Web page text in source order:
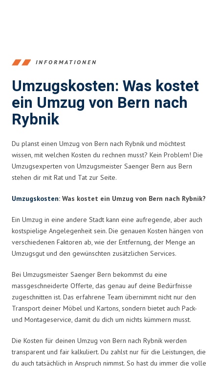
INFORMATIONEN
Umzugskosten: Was kostet
ein Umzug von Bern nach
Rybnik
Du planst einen Umzug von Bern nach Rybnik und möchtest
wissen, mit welchen Kosten du rechnen musst? Kein Problem! Die
Umzugsexperten von Umzugsmeister Saenger Bern aus Bern
stehen dir mit Rat und Tat zur Seite.
Umzugskosten: Was kostet ein Umzug von Bern nach Rybnik?
Ein Umzug in eine andere Stadt kann eine aufregende, aber auch
kostspielige Angelegenheit sein. Die genauen Kosten hängen von
verschiedenen Faktoren ab, wie der Entfernung, der Menge an
Umzugsgut und den gewünschten zusätzlichen Services.
Bei Umzugsmeister Saenger Bern bekommst du eine
massgeschneiderte Offerte, das genau auf deine Bedürfnisse
zugeschnitten ist. Das erfahrene Team übernimmt nicht nur den
Transport deiner Möbel und Kartons, sondern bietet auch Pack-
und Montageservice, damit du dich um nichts kümmern musst.
Die Kosten für deinen Umzug von Bern nach Rybnik werden
transparent und fair kalkuliert. Du zahlst nur für die Leistungen, die
du auch tatsächlich in Anspruch nimmst. So hast du immer die volle